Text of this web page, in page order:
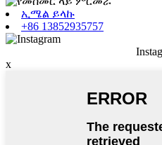
ኢሜል ይላኩ
+86 13852935757
x